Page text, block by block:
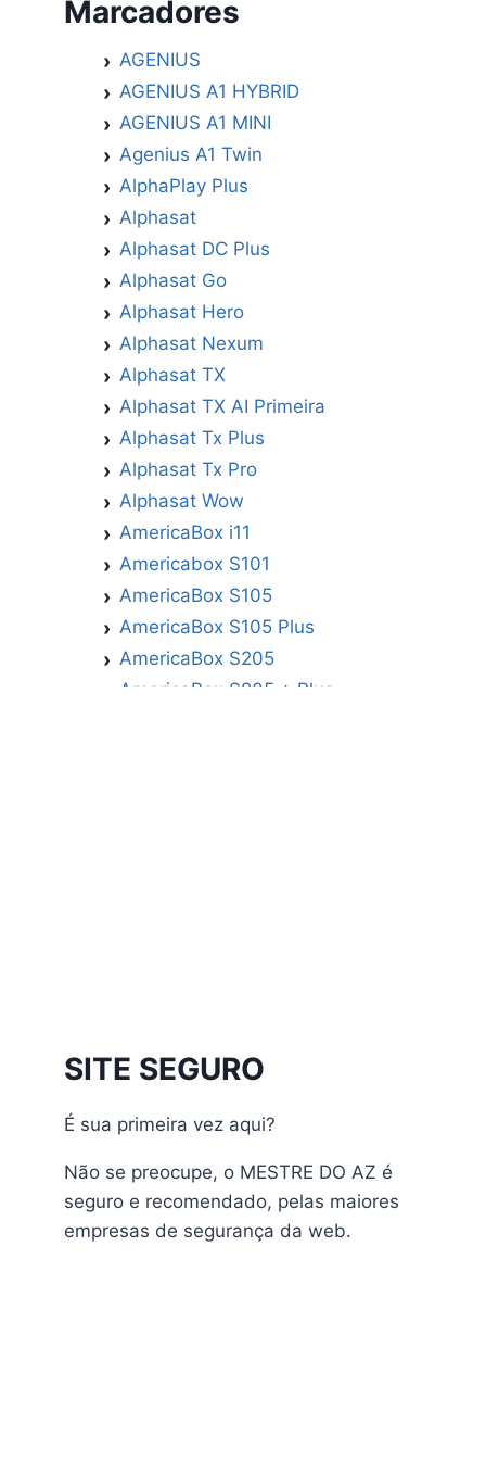
Marcadores
AGENIUS
AGENIUS A1 HYBRID
AGENIUS A1 MINI
Agenius A1 Twin
AlphaPlay Plus
Alphasat
Alphasat DC Plus
Alphasat Go
Alphasat Hero
Alphasat Nexum
Alphasat TX
Alphasat TX AI Primeira
Alphasat Tx Plus
Alphasat Tx Pro
Alphasat Wow
AmericaBox i11
Americabox S101
AmericaBox S105
AmericaBox S105 Plus
AmericaBox S205
AmericaBox S205 + Plus
Athomics Nomads
Athomics S4
atualização
AudiSat
Audisat A1 Plus
SITE SEGURO
É sua primeira vez aqui?
Não se preocupe, o MESTRE DO AZ é
seguro e recomendado, pelas maiores
empresas de segurança da web.